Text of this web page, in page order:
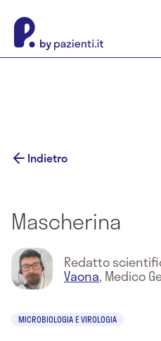
Indietro
Mascherina
Redatto
Vaona, Medico
MICROBIOLOGIA E VIROLOGIA